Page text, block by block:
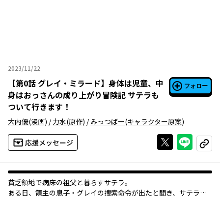
2023/11/22
2023年11月22日
【第0話 グレイ・ミラード】 身体は児童、中
身はおっさんの成り上がり冒険記 サテラも
ついて行きます！
フォロー
大内優(漫画) /力水(原作) /みっつばー(キャラクター原案)
応援メッセージ Xで投稿する
ライン
コピー
貧乏領地で病床の祖父と暮らすサテラ。
ある日、領主の息子・グレイの捜索命令が出たと聞き、サテラは